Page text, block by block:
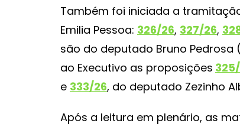
Também foi iniciada a
Emilia Pessoa: 326/26, 327/26,
são do deputado Bruno Pedrosa
ao Executivo as proposições
e 333/26, do deputado Zezinho
Após a leitura em plenário, as